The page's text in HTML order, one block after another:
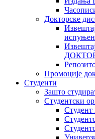
Докторске
Промоције
Студенти
Зашто
Студентски
Студент